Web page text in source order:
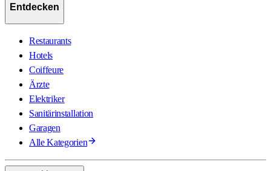
Entdecken
Restaurants
Hotels
Coiffeure
Ärzte
Elektriker
Sanitärinstallation
Garagen
Alle Kategorien